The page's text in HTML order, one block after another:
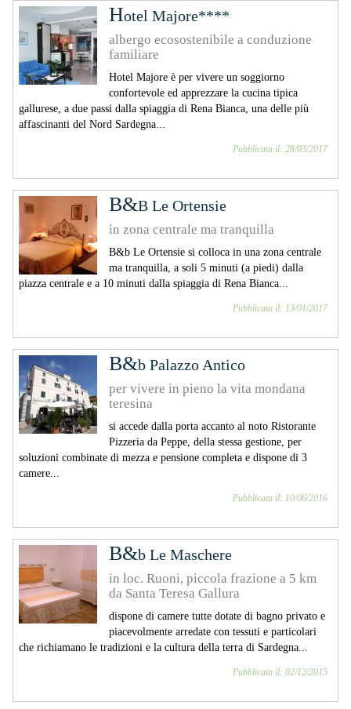
Hotel Majore****
albergo ecosostenibile a conduzione
familiare
Hotel Majore è per vivere un soggiorno
confortevole ed apprezzare la cucina tipica
gallurese, a due passi dalla spiaggia di Rena Bianca, una delle più
affascinanti del Nord Sardegna...
Pubblicata il: 28/03/2017
B&B Le Ortensie
in zona centrale ma tranquilla
B&b Le Ortensie si colloca in una zona centrale
ma tranquilla, a soli 5 minuti (a piedi) dalla
piazza centrale e a 10 minuti dalla spiaggia di Rena Bianca...
Pubblicata il: 13/01/2017
B&b Palazzo Antico
per vivere in pieno la vita mondana
teresina
si accede dalla porta accanto al noto Ristorante
Pizzeria da Peppe, della stessa gestione, per
soluzioni combinate di mezza e pensione completa e dispone di 3
camere...
Pubblicata il: 10/06/2016
B&b Le Maschere
in loc. Ruoni, piccola frazione a 5 km
da Santa Teresa Gallura
dispone di camere tutte dotate di bagno privato e
piacevolmente arredate con tessuti e particolari
che richiamano le tradizioni e la cultura della terra di Sardegna...
Pubblicata il: 02/12/2015